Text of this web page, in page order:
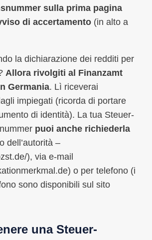
sulla prima pagina
di accertamento (in alto a
la dichiarazione dei redditi per
Allora rivolgiti al Finanzamt
Germania. Lì riceverai
impiegati (ricorda di portare
di identità). La tua Steuer-
puoi anche richiederla
dell’autorità –
), via e-mail
) o per telefono (i
sono disponibili sul sito
una Steuer-